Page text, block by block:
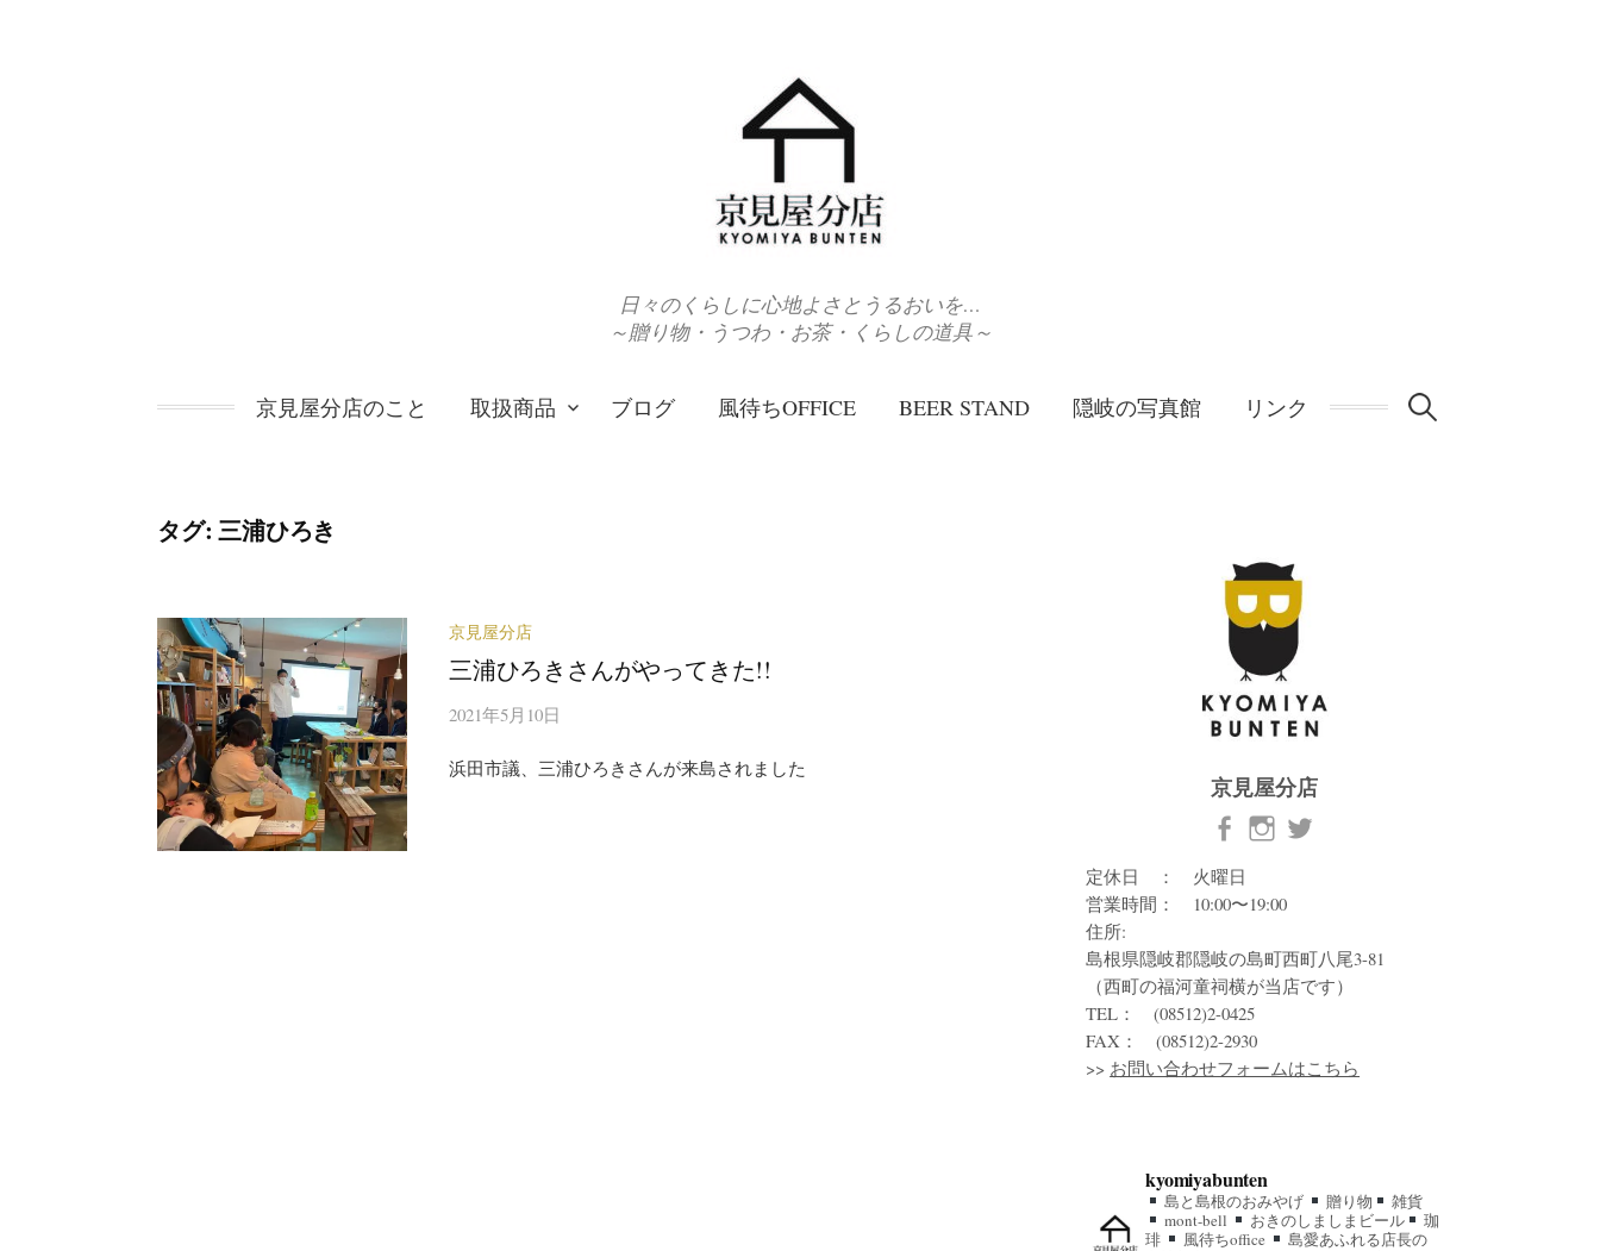
日々のくらしに心地よさとうるおいを…
～贈り物・うつわ・お茶・くらしの道具～
京見屋分店のこと 取扱商品 ブログ 風待ちOFFICE BEER STAND 隠岐の写真館 リンク 検
タグ:三浦ひろき
京見屋分店
三浦ひろきさんがやってきた!!
2021年5月10日
浜田市議、三浦ひろきさんが来島されました
京見屋分店
定休日 ： 火曜日
営業時間： 10:00〜19:00
住所:
島根県隠岐郡隠岐の島町西町八尾3-81
（西町の福河童祠横が当店です）
TEL： (08512)2-0425
FAX： (08512)2-2930
>> お問い合わせフォームはこちら
kyomiyabunten
島と島根のおみやげ 贈り物
雑貨
mont-bell
おきのしましまビール
珈
琲
風待ちoffice
島愛あふれる店長の